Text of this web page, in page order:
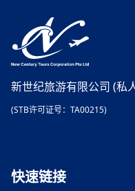
新世纪旅游有限公司 (私
(STB许可证号：TA00215)
快速链接